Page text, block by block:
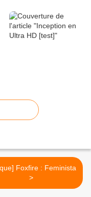
Foxfire : Feminista
>